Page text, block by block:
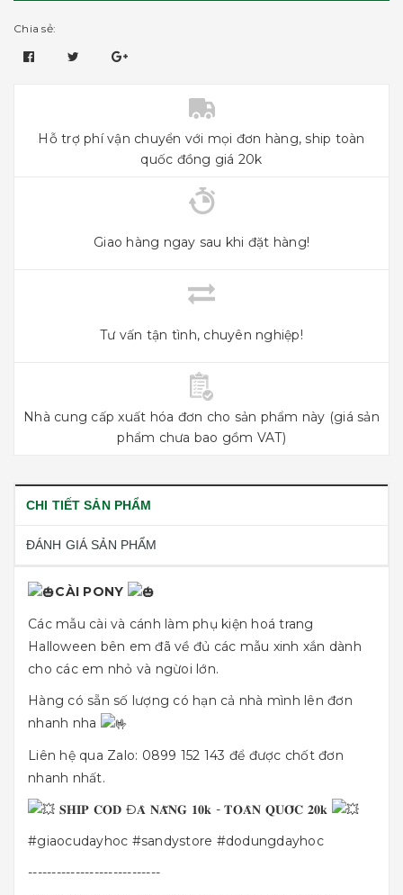
Chia sẻ:
Hỗ trợ phí vận chuyển với mọi đơn hàng, ship toàn
quốc đồng giá 20k
Giao hàng ngay sau khi đặt hàng!
Tư vấn tận tình, chuyên nghiệp!
Nhà cung cấp xuất hóa đơn cho sản phẩm này (giá sản
phẩm chưa bao gồm VAT)
CHI TIẾT SẢN PHẨM
ĐÁNH GIÁ SẢN PHẨM
CÀI PONY
Các mẫu cài và cánh làm phụ kiện hoá trang
Halloween bên em đã về đủ các mẫu xinh xắn dành
cho các em nhỏ và ngừoi lớn.
Hàng có sẵn số lượng có hạn cả nhà mình lên đơn
nhanh nha
Liên hệ qua Zalo: 0899 152 143 để được chốt đơn
nhanh nhất.
𝐒𝐇𝐈𝐏 𝐂𝐎𝐃 Đ𝐀̀ 𝐍𝐀̆̃𝐍𝐆 𝟏𝟎𝐤 - 𝐓𝐎𝐀̀𝐍 𝐐𝐔𝐎̂́𝐂 𝟐𝟎𝐤
#giaocudayhoc #sandystore #dodungdayhoc
----------------------------